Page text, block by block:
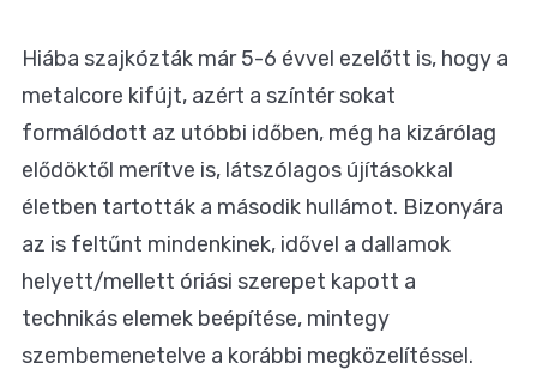
Hiába szajkózták már 5-6 évvel ezelőtt is, hogy a
metalcore kifújt, azért a színtér sokat
formálódott az utóbbi időben, még ha kizárólag
elődöktől merítve is, látszólagos újításokkal
életben tartották a második hullámot. Bizonyára
az is feltűnt mindenkinek, idővel a dallamok
helyett/mellett óriási szerepet kapott a
technikás elemek beépítése, mintegy
szembemenetelve a korábbi megközelítéssel.